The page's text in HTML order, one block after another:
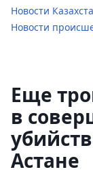
Новости
Новости
Еще
в
Астане